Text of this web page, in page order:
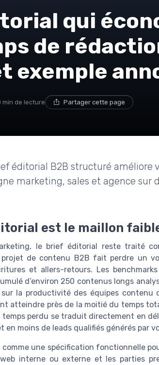
qui
de
exemple
min de lecture Partager cette page
éditorial B2B structuré améliore
marketing, sales et agence sur
est le maillon
le brief éditorial reste traité
de contenu B2B fait perdre un
et allers-retours. Les
d’environ 250 contenus longs
la productivité des équipes contenu
atteindre près de la moitié du temps
temps perdu se traduit directement en
en moins de leads qualifiés générés par
une spécification fonctionnelle
interne ou externe et les parties